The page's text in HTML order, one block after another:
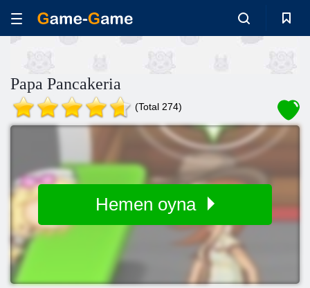
Papa Pancakeria
(Total 274)
Hemen oyna